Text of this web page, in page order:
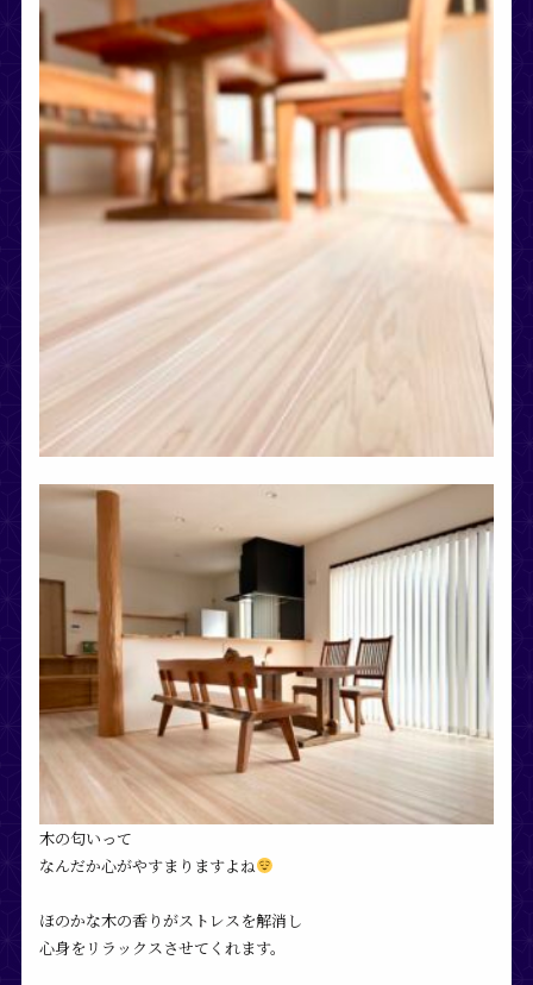
木の匂いって
なんだか心がやすまりますよね
ほのかな木の香りがストレスを解消し
心身をリラックスさせてくれます。